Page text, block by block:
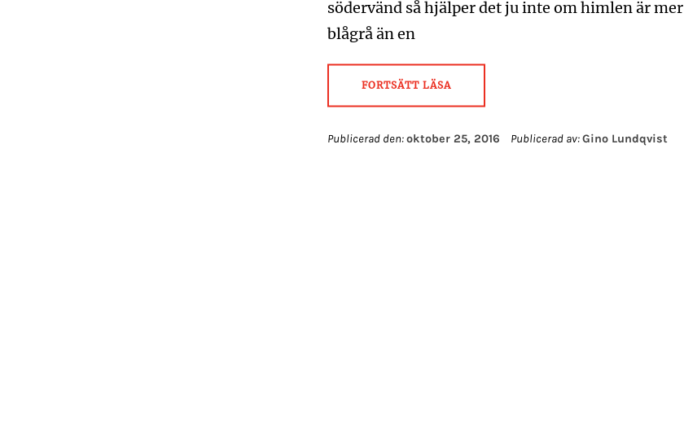
södervänd så hjälper det ju inte om himlen är mer
blågrå än en
FORTSÄTT LÄSA
Publicerad den:oktober 25, 2016 Publicerad av:Gino Lundqvist